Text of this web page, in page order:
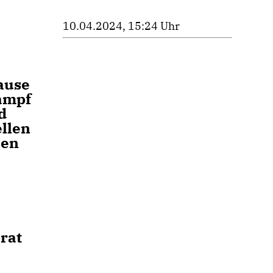
10.04.2024, 15:24 Uhr